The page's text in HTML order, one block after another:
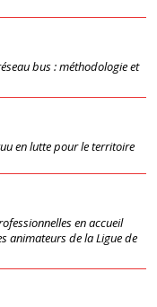
bus : méthodologie et
en lutte pour le territoire
en accueil
animateurs de la Ligue de